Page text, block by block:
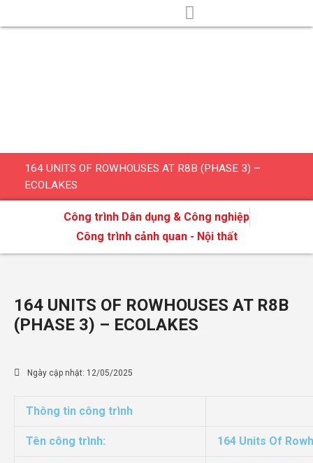
164 UNITS OF ROWHOUSES AT R8B (PHASE 3) –
ECOLAKES
Công trình Dân dụng & Công nghiệp
Công trình cảnh quan - Nội thất
164 UNITS OF ROWHOUSES AT R8B
(PHASE 3) – ECOLAKES
Ngày cập nhật: 12/05/2025
Thông tin công trình
Tên công trình: 164 Units Of